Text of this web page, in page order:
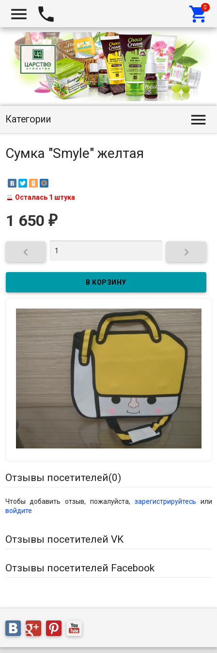
  
Категории 
Сумка "Smyle" желтая
Осталась 1 штука
1 650 ₽
 
Отзывы посетителей(0)
Чтобы добавить отзыв, пожалуйста, зарегистрируйтесь или
войдите
Отзывы посетителей VK
Отзывы посетителей Facebook